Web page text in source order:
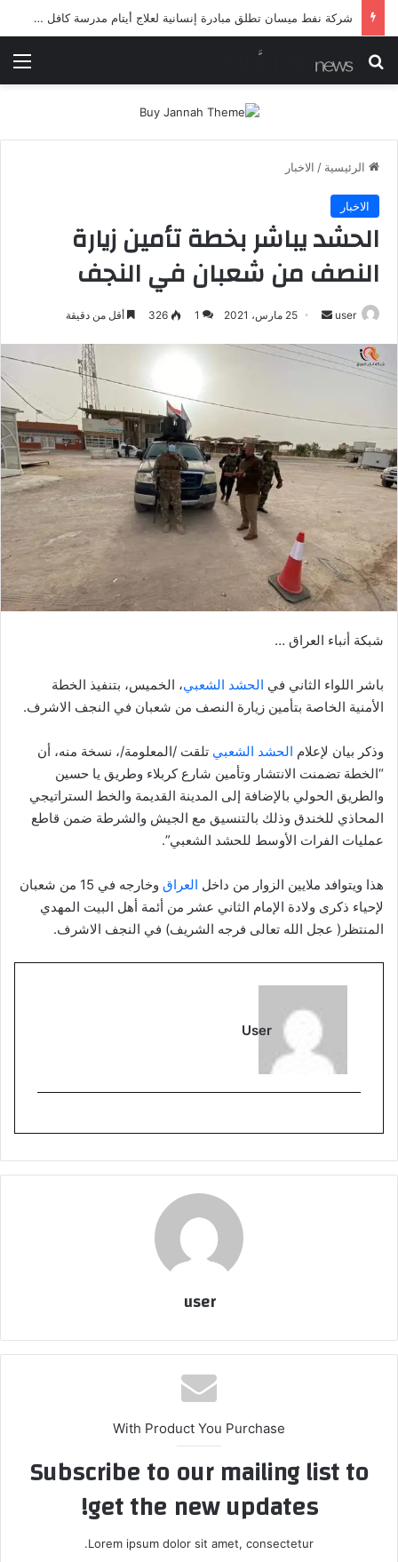
شرطة ميسان تلقي القبض على مطلقي العيارات النارية أثناء تشييع جنائزي في العمارة
بحث عن
الرئيسية / الاخبار
الاخبار
الحشد يباشر بخطة تأمين زيارة
النصف من شعبان في النجف
user
أرسل
إلكترونيا
25 مارس، 2021 1
326 أقل من دقيقة
شبكة أنباء العراق …
باشر اللواء الثاني في الحشد الشعبي، الخميس، بتنفيذ الخطة
الأمنية الخاصة بتأمين زيارة النصف من شعبان في النجف الاشرف.
وذكر بيان لإعلام الحشد الشعبي تلقت /المعلومة/، نسخة منه، أن
“الخطة تضمنت الانتشار وتأمين شارع كربلاء وطريق يا حسين
والطريق الحولي بالإضافة إلى المدينة القديمة والخط الستراتيجي
المحاذي للخندق وذلك بالتنسيق مع الجيش والشرطة ضمن قاطع
عمليات الفرات الأوسط للحشد الشعبي”.
هذا ويتوافد ملايين الزوار من داخل العراق
وخارجه في 15 من شعبان
لإحياء ذكرى ولادة الإمام الثاني عشر من أئمة أهل البيت المهدي
المنتظر( عجل الله تعالى فرجه الشريف) في النجف الاشرف.
User
user
With Product You Purchase
Subscribe to our mailing list to
get the new updates!
Lorem ipsum dolor sit amet, consectetur.